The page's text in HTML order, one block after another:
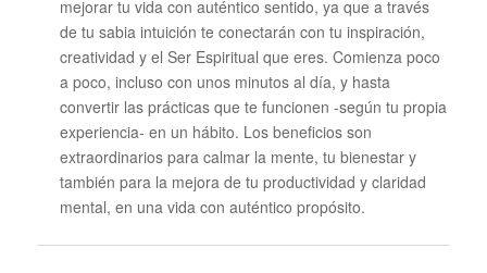
mejorar tu vida con auténtico sentido, ya que a través
de tu sabia intuición te conectarán con tu inspiración,
creatividad y el Ser Espiritual que eres. Comienza poco
a poco, incluso con unos minutos al día, y hasta
convertir las prácticas que te funcionen -según tu propia
experiencia- en un hábito. Los beneficios son
extraordinarios para calmar la mente, tu bienestar y
también para la mejora de tu productividad y claridad
mental, en una vida con auténtico propósito.